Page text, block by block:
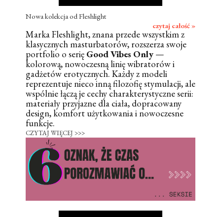
Nowa kolekcja od Fleshlight
czytaj całość »
Marka Fleshlight, znana przede wszystkim z
klasycznych masturbatorów, rozszerza swoje
portfolio o serię Good Vibes Only —
kolorową, nowoczesną linię wibratorów i
gadżetów erotycznych. Każdy z modeli
reprezentuje nieco inną filozofię stymulacji, ale
wspólnie łączą je cechy charakterystyczne serii:
materiały przyjazne dla ciała, dopracowany
design, komfort użytkowania i nowoczesne
funkcje.
CZYTAJ WIĘCEJ >>>